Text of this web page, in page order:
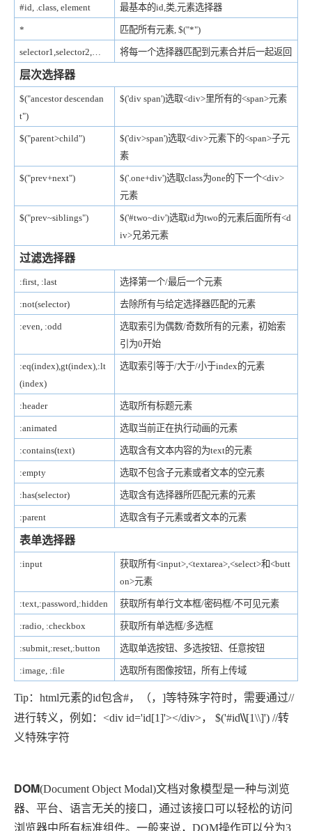
#id, .class, element 最基本的id,类,元素选择器
* 匹配所有元素, $("*")
selector1,selector2,… 将每一个选择器匹配到元素合并后一起返回
层次选择器
$("ancestor descendan
t")
$('div span')选取<div>里所有的<span>元素
$("parent>child")
$('div>span')选取<div>元素下的<span>子元
素
$("prev+next")
$('.one+div')选取class为one的下一个<div>
元素
$("prev~siblings")
$('#two~div')选取id为two的元素后面所有<d
iv>兄弟元素
过滤选择器
:first, :last 选择第一个/最后一个元素
:not(selector) 去除所有与给定选择器匹配的元素
:even, :odd
选取索引为偶数/奇数所有的元素，初始索
引为0开始
:eq(index),gt(index),:lt
(index)
选取索引等于/大于/小于index的元素
:header 选取所有标题元素
:animated 选取当前正在执行动画的元素
:contains(text) 选取含有文本内容的为text的元素
:empty 选取不包含子元素或者文本的空元素
:has(selector) 选取含有选择器所匹配元素的元素
:parent 选取含有子元素或者文本的元素
表单选择器
:input
获取所有<input>,<textarea>,<select>和<butt
on>元素
:text,:password,:hidden 获取所有单行文本框/密码框/不可见元素
:radio, :checkbox 获取所有单选框/多选框
:submit,:reset,:button 选取单选按钮、多选按钮、任意按钮
:image, :file 选取所有图像按钮，所有上传域
Tip：html元素的id包含#，（，]等特殊字符时，需要通过//
进行转义，例如：<div id='id[1]'></div>， $('#id\\[1\\]') //转
义特殊字符
DOM(Document Object Modal)文档对象模型是一种与浏览
器、平台、语言无关的接口，通过该接口可以轻松的访问
浏览器中所有标准组件。一般来说，DOM操作可以分为3